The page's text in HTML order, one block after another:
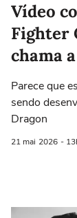
Vídeo
Fighter
chama
Parece que
sendo
Dragon
21 mai 2026 -